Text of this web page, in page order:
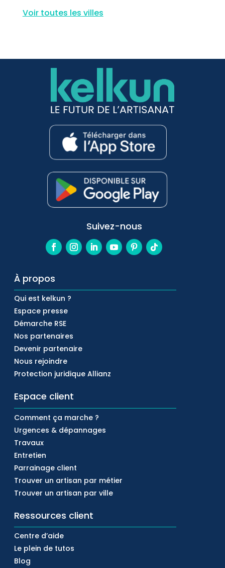
Voir toutes les villes
Suivez-nous
À propos
Qui est kelkun ?
Espace presse
Démarche RSE
Nos partenaires
Devenir partenaire
Nous rejoindre
Protection juridique Allianz
Espace client
Comment ça marche ?
Urgences & dépannages
Travaux
Entretien
Parrainage client
Trouver un artisan par métier
Trouver un artisan par ville
Ressources client
Centre d’aide
Le plein de tutos
Blog